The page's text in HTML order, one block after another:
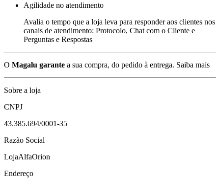
Agilidade no atendimento
Avalia o tempo que a loja leva para responder aos clientes nos
canais de atendimento: Protocolo, Chat com o Cliente e
Perguntas e Respostas
O Magalu garante a sua compra, do pedido à entrega. Saiba mais
Sobre a loja
CNPJ
43.385.694/0001-35
Razão Social
LojaAlfaOrion
Endereço